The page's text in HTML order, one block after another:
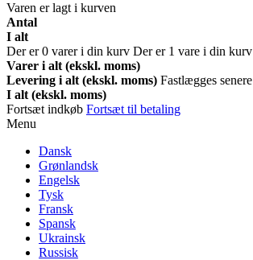
Varen er lagt i kurven
Antal
I alt
Der er0 varer i din kurv Der er 1 vare i din kurv
Varer i alt (ekskl. moms)
Levering i alt (ekskl. moms) Fastlægges senere
I alt (ekskl. moms)
Fortsæt indkøb Fortsæt til betaling
Menu
Dansk
Grønlandsk
Engelsk
Tysk
Fransk
Spansk
Ukrainsk
Russisk